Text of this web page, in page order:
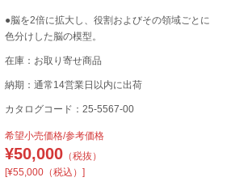
●脳を2倍に拡大し、役割およびその領域ごとに
色分けした脳の模型。
在庫：お取り寄せ商品
納期：通常14営業日以内に出荷
カタログコード：25-5567-00
希望小売価格/参考価格
¥50,000（税抜）
[¥55,000（税込）]